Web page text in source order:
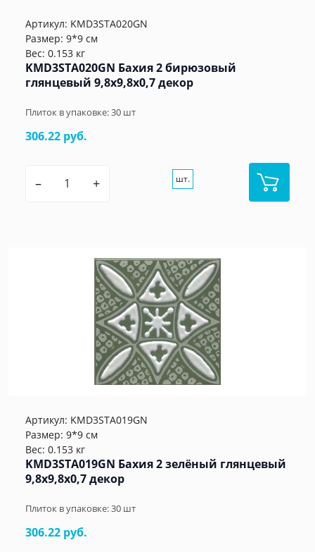
Артикул: KMD3STA020GN
Размер: 9*9 см
Вес: 0.153 кг
KMD3STA020GN Бахия 2 бирюзовый
глянцевый 9,8x9,8x0,7 декор
Плиток в упаковке:30 шт
306.22 руб.
– + шт.
Артикул: KMD3STA019GN
Размер: 9*9 см
Вес: 0.153 кг
KMD3STA019GN Бахия 2 зелёный глянцевый
9,8x9,8x0,7 декор
Плиток в упаковке:30 шт
306.22 руб.